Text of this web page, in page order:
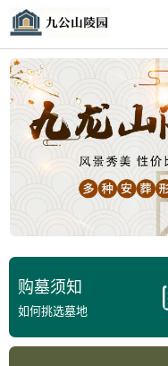
购墓须知
如何挑选墓地